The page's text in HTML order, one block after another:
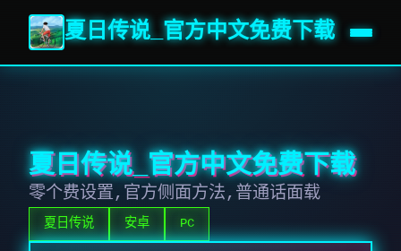
夏日传说_官方中文免费下载
夏日传说_官方中文免费下载
零个费设置,官方侧面方法,普通话面载
夏日传说 安卓 PC